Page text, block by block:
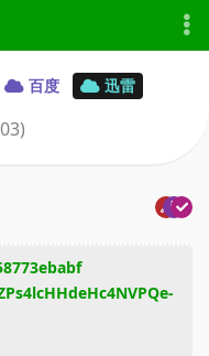
百度 迅雷